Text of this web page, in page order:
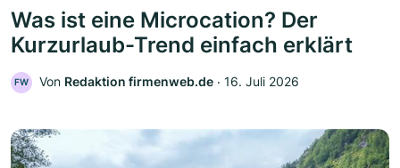
Was ist eine Microcation? Der
Kurzurlaub-Trend einfach erklärt
FW Von Redaktion firmenweb.de ‧ 16. Juli 2026